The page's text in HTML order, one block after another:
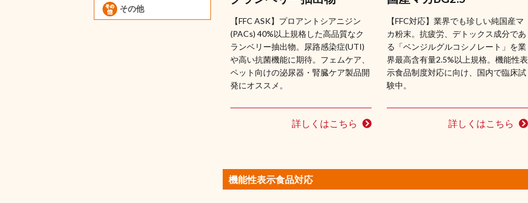
その他
【FFC ASK】プロアントシアニジン
(PACs) 40%以上規格した高品質なク
ランベリー抽出物。尿路感染症(UTI)
や高い抗菌機能に期待。フェムケア、
ペット向けの泌尿器・腎臓ケア製品開
発にオススメ。
詳しくはこちら
【FFC対応】業界でも珍しい純国産マ
カ粉末。抗疲労、デトックス成分であ
る「ベンジルグルコシノレート」を業
界最高含有量2.5%以上規格。機能性表
示食品制度対応に向け、国内で臨床試
験中。
詳しくはこちら
機能性表示食品対応